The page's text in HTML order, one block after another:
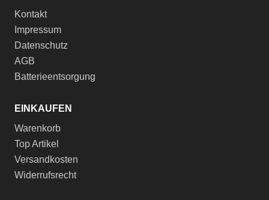
Kontakt
Impressum
Datenschutz
AGB
Batterieentsorgung
EINKAUFEN
Warenkorb
Top Artikel
Versandkosten
Widerrufsrecht